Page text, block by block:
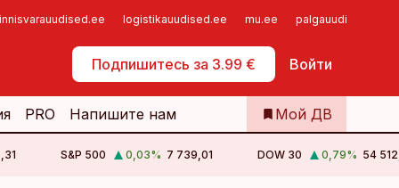
logistikauudised.ee mu.ee palgauudised.ee
Подпишитесь за 3.99 € Войти
Самообслуживание
PRO Напишите нам Мой ДВ
S&P 500 0,03% 7 739,01 DOW 30 0,79% 54